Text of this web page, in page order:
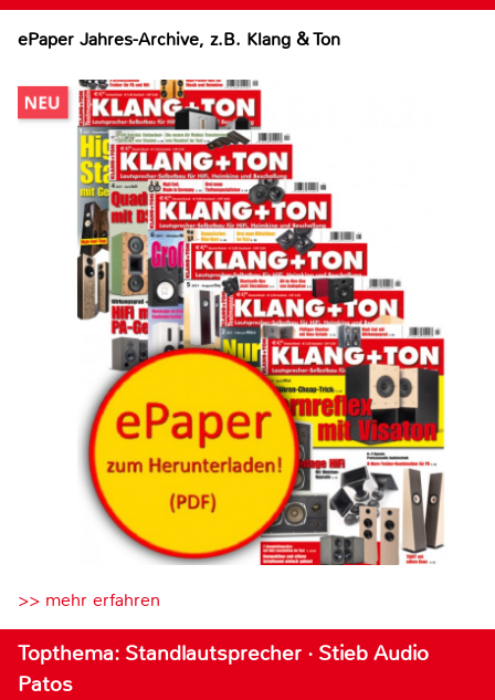
ePaper Jahres-Archive, z.B. Klang & Ton
>> mehr erfahren
Topthema: Standlautsprecher · Stieb Audio
Patos